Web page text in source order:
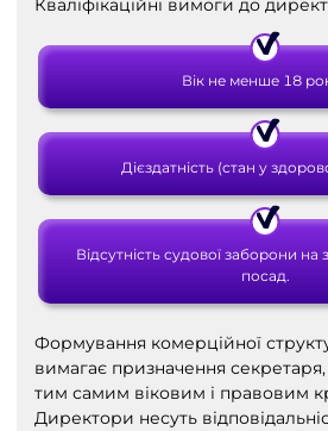
Кваліфікаційні вимоги до
Вік не менше 18
Дієздатність (стан у
Відсутність судової заборони на
посад.
Формування комерційної
вимагає призначення секретаря,
тим самим віковим і правовим
Директори несуть